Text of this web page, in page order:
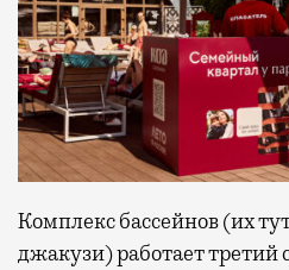
Комплекс бассейнов (их
джакузи) работает третий